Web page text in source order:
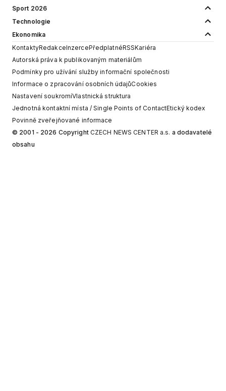
Sport 2026
Technologie
Ekonomika
KontaktyRedakceInzercePředplatnéRSSKariéra
Autorská práva k publikovaným materiálům
Podmínky pro užívání služby informační společnosti
Informace o zpracování osobních údajůCookies
Nastavení soukromíVlastnická struktura
Jednotná kontaktní místa / Single Points of ContactEtický kodex
Povinně zveřejňované informace
© 2001 - 2026 Copyright CZECH NEWS CENTER a.s. a dodavatelé
obsahu